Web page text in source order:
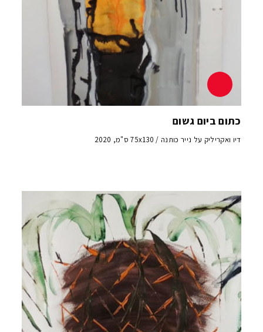
כתום ביום גשום
דיו ואקריליק על נייר כותנה / 75x130 ס"מ, 2020